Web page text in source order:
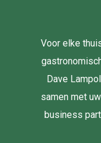
Voor elke
Dave
samen met
business